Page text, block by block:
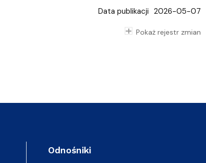
Data publikacji 2026-05-07
Pokaż rejestr zmian
Odnośniki